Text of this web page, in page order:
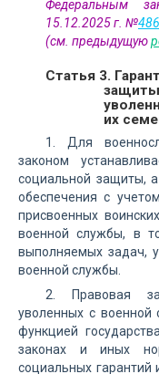
Федеральным
15.12.2025 г. №
(см. предыдущую
Статья 3.
их
1. Для
законом
социальной защиты,
обеспечения с
присвоенных
военной службы, в
выполняемых задач,
военной службы.
2. Правовая
уволенных с военной
функцией
законах и иных
социальных